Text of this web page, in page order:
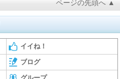
ページの先頭へ ▲
イイね！
ブログ